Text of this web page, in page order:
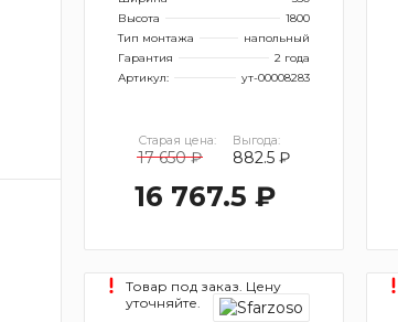
Высота
1800
Тип монтажа
напольный
Гарантия
2 года
Артикул:
ут-00008283
Старая цена:
17 650 ₽
Выгода:
882.5 ₽
16 767.5 ₽
Товар под заказ. Цену
уточняйте.